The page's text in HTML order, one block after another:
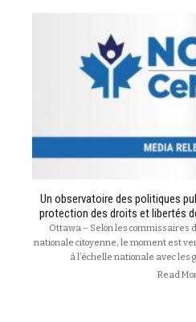
Un observatoire des politiques
protection des droits et libertés
Ottawa – Selon les commissaires
nationale citoyenne, le moment est
à l’échelle nationale avec les
Read